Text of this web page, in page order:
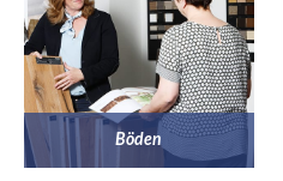
Böden